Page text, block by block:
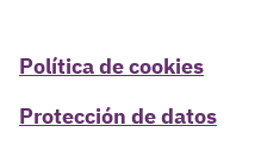
Política de cookies
Protección de datos